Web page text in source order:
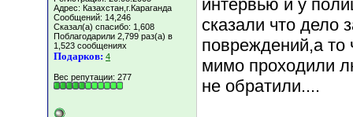
Адрес: Казахстан,г.Караганда
Сообщений: 14,246
Сказал(а) спасибо: 1,608
Поблагодарили 2,799 раз(а) в
1,523 сообщениях
Подарков: 4
Вес репутации: 277
интервью и у
сказали что дело
повреждений,а то
мимо проходили
не обратили....